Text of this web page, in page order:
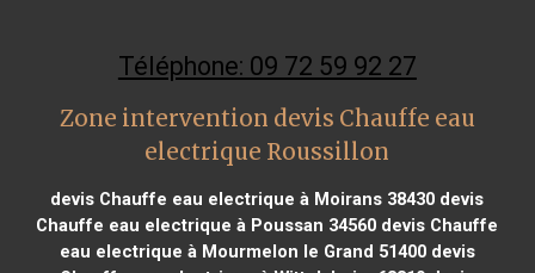
Téléphone: 09 72 59 92 27
Zone intervention devis Chauffe eau
electrique Roussillon
devis Chauffe eau electrique à Moirans 38430 devis
Chauffe eau electrique à Poussan 34560 devis Chauffe
eau electrique à Mourmelon le Grand 51400devis